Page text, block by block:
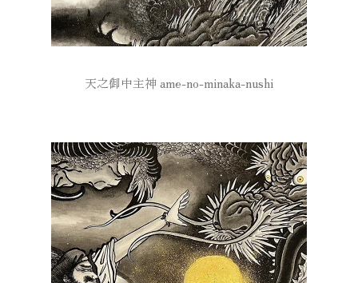
天之御中主神 ame-no-minaka-nushi